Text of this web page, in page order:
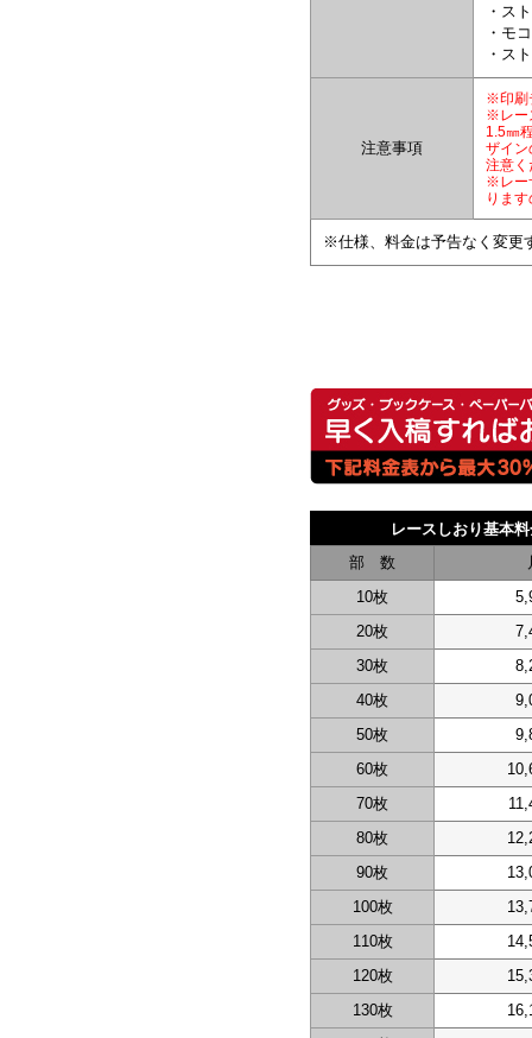
・ス
・モ
・ス
注意事項
※印刷
※レー
1.5㎜
ザイン
注意く
※レー
りま
※仕様、料金は予告なく変更
レースしおり基本
部 数
10枚
20枚
30枚
40枚
50枚
60枚
70枚
80枚
90枚
100枚
110枚
120枚
130枚